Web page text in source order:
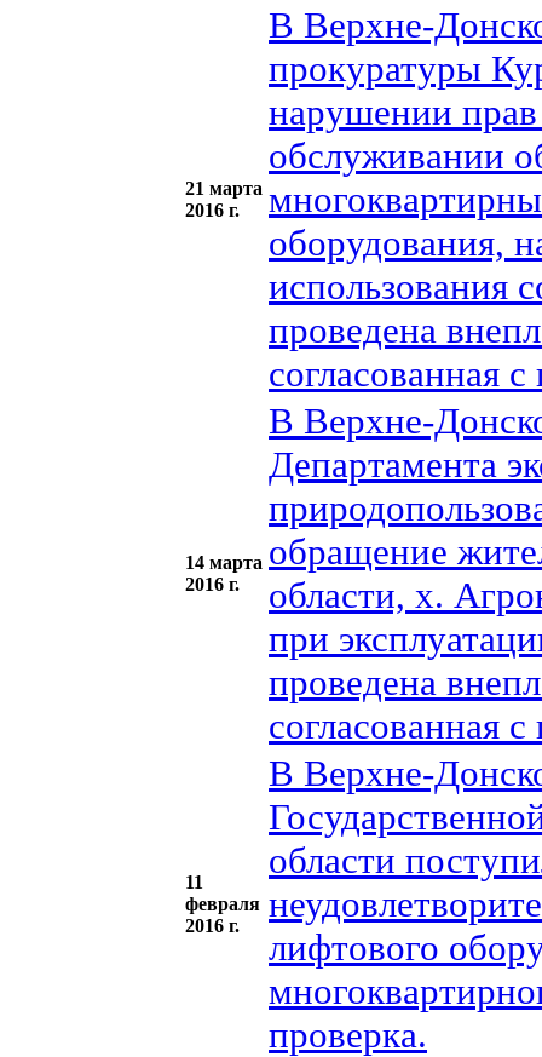
21 марта
2016 г.
В Верхне-
прокуратуры
нарушении
обслуживании
оборудования,
использования
проведена
согласованная
14 марта
2016 г.
В Верхне-
Департамента
обращение
области, х.
при
проведена
согласованная
11
февраля
2016 г.
В Верхне-
области
лифтового
проверка.